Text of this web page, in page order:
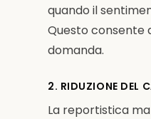
quando il
Questo consente
domanda.
2. RIDUZIONE DEL
La reportistica